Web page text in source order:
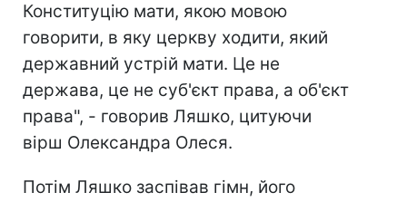
Конституцію мати, якою мовою
говорити, в яку церкву ходити, який
державний устрій мати. Це не
держава, це не суб'єкт права, а об'єкт
права", - говорив Ляшко, цитуючи
вірш Олександра Олеся.
Потім Ляшко заспівав гімн, його